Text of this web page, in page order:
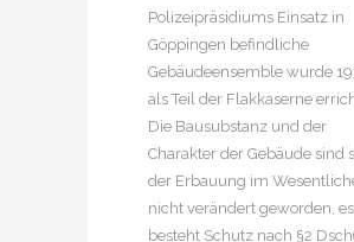
Polizeipräsidiums Einsatz in
Göppingen befindliche
Gebäudeensemble wurde
als Teil der Flakkaserne
Die Bausubstanz und der
Charakter der Gebäude sind
der Erbauung im
nicht verändert geworden, es
besteht Schutz nach §2